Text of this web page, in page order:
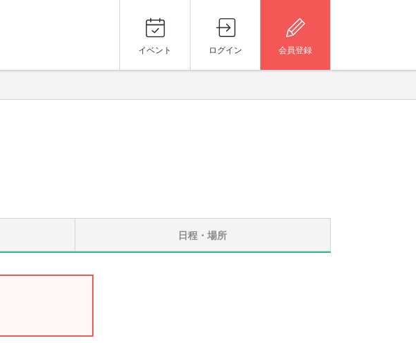
イベント ログイン 会員登録
日程・場所